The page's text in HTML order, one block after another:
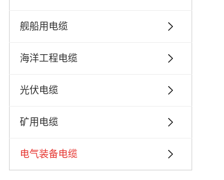
舰船用电缆
海洋工程电缆
光伏电缆
矿用电缆
电气装备电缆